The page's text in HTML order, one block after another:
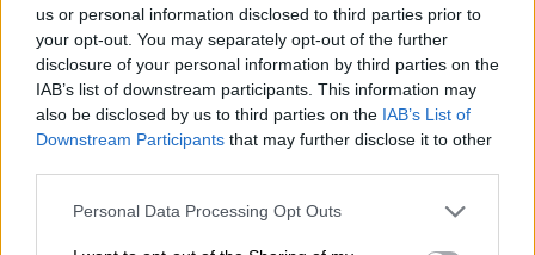
us or personal information disclosed to third parties prior to
your opt-out. You may separately opt-out of the further
disclosure of your personal information by third parties on the
IAB’s list of downstream participants. This information may
also be disclosed by us to third parties on the IAB’s List of
Downstream Participants that may further disclose it to other
Personal Data Processing Opt Outs